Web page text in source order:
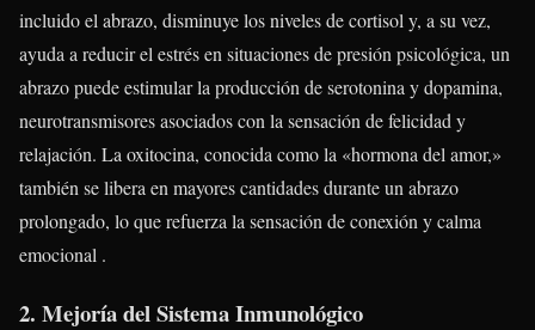
incluido el abrazo, disminuye los niveles de cortisol y, a su vez,
ayuda a reducir el estrés en situaciones de presión psicológica, un
abrazo puede estimular la producción de serotonina y dopamina,
neurotransmisores asociados con la sensación de felicidad y
relajación. La oxitocina, conocida como la «hormona del amor,»
también se libera en mayores cantidades durante un abrazo
prolongado, lo que refuerza la sensación de conexión y calma
emocional .
2. Mejoría del Sistema Inmunológico